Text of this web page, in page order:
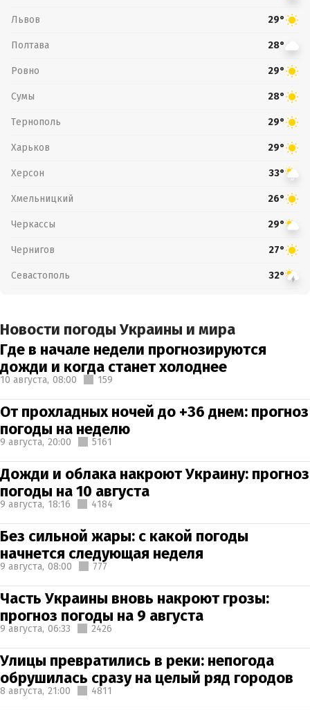
Львов 29°
Полтава 28°
Ровно 29°
Сумы 28°
Тернополь 29°
Харьков 29°
Херсон 33°
Хмельницкий 26°
Черкассы 29°
Чернигов 27°
Севастополь 32°
Новости погоды Украины и мира
Где в начале недели прогнозируются
дожди и когда станет холоднее
10 августа, 08:00 159
От прохладных ночей до +36 днем: прогноз
погоды на неделю
9 августа, 20:00 5161
Дожди и облака накроют Украину: прогноз
погоды на 10 августа
9 августа, 18:16 4184
Без сильной жары: с какой погоды
начнется следующая неделя
9 августа, 08:00 777
Часть Украины вновь накроют грозы:
прогноз погоды на 9 августа
9 августа, 06:33 2426
Улицы превратились в реки: непогода
обрушилась сразу на целый ряд городов
8 августа, 21:00 4811